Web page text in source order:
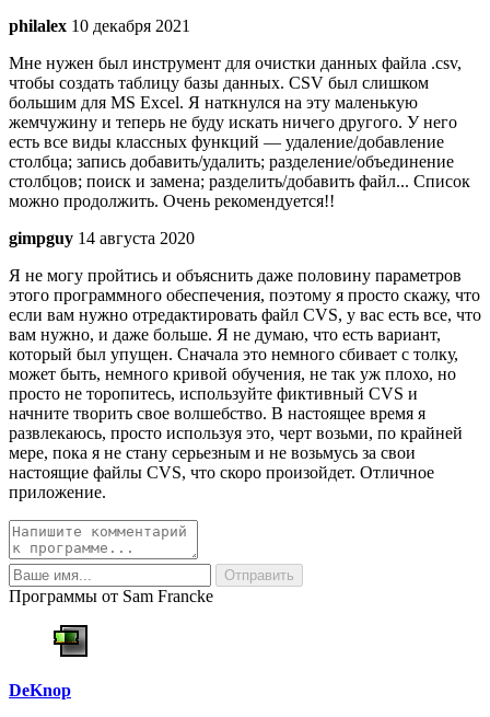
philalex 10 декабря 2021
Мне нужен был инструмент для очистки данных файла .csv,
чтобы создать таблицу базы данных. CSV был слишком
большим для MS Excel. Я наткнулся на эту маленькую
жемчужину и теперь не буду искать ничего другого. У него
есть все виды классных функций — удаление/добавление
столбца; запись добавить/удалить; разделение/объединение
столбцов; поиск и замена; разделить/добавить файл... Список
можно продолжить. Очень рекомендуется!!
gimpguy 14 августа 2020
Я не могу пройтись и объяснить даже половину параметров
этого программного обеспечения, поэтому я просто скажу, что
если вам нужно отредактировать файл CVS, у вас есть все, что
вам нужно, и даже больше. Я не думаю, что есть вариант,
который был упущен. Сначала это немного сбивает с толку,
может быть, немного кривой обучения, не так уж плохо, но
просто не торопитесь, используйте фиктивный CVS и
начните творить свое волшебство. В настоящее время я
развлекаюсь, просто используя это, черт возьми, по крайней
мере, пока я не стану серьезным и не возьмусь за свои
настоящие файлы CVS, что скоро произойдет. Отличное
приложение.
Программы от Sam Francke
DeKnop